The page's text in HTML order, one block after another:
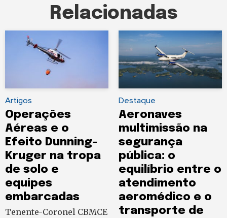
Relacionadas
Artigos
Operações
Aéreas e o
Efeito Dunning-
Kruger na tropa
de solo e
equipes
embarcadas
Tenente-Coronel CBMCE
Destaque
Aeronaves
multimissão na
segurança
pública: o
equilíbrio entre o
atendimento
aeromédico e o
transporte de